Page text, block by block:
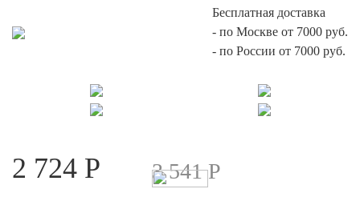
Бесплатная доставка
- по Москве от 7000 руб.
- по России от 7000 руб.
2 724 Р 3 541Р